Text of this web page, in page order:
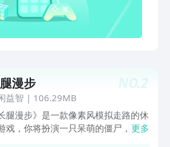
NO.2
漫步
益智 | 106.29MB
腿漫步》是一款像素风模拟走路的休
戏，你将扮演一只呆萌的僵尸，通过
更多